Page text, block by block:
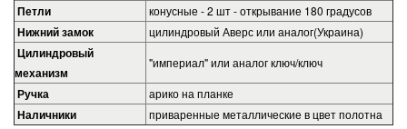
Петли конусные - 2 шт - открывание 180 градусов
Нижний замок цилиндровый Аверс или аналог(Украина)
Цилиндровый
механизм
"империал" или аналог ключ/ключ
Ручка арико на планке
Наличники
приваренные металлические в цвет полотна